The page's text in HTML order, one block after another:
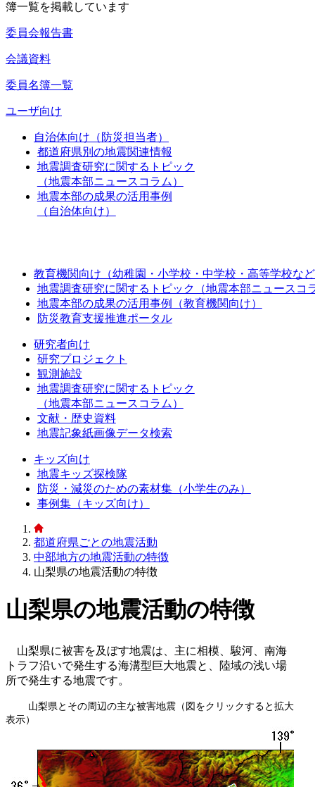
簿一覧を掲載しています
委員会報告書
会議資料
委員名簿一覧
ユーザ向け
自治体向け（防災担当者）
都道府県別の地震関連情報
地震調査研究に関するトピック
（地震本部ニュースコラム）
地震本部の成果の活用事例
（自治体向け）
教育機関向け（幼稚園・小学校・中学校・高等学校な
地震調査研究に関するトピック（地震本部ニュースコ
地震本部の成果の活用事例（教育機関向け）
防災教育支援推進ポータル
研究者向け
研究プロジェクト
観測施設
地震調査研究に関するトピック
（地震本部ニュースコラム）
文献・歴史資料
地震記象紙画像データ検索
キッズ向け
地震キッズ探検隊
防災・減災のための素材集（小学生のみ）
事例集（キッズ向け）
都道府県ごとの地震活動
中部地方の地震活動の特徴
山梨県の地震活動の特徴
山梨県の地震活動の特徴
山梨県に被害を及ぼす地震は、主に相模、駿河、南海
トラフ沿いで発生する海溝型巨大地震と、陸域の浅い場
所で発生する地震です。
山梨県とその周辺の主な被害地震（図をクリックすると拡大
表示）